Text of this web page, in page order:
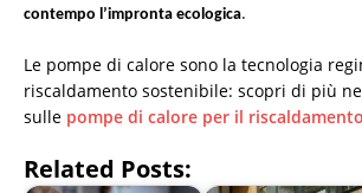
contempo l’impronta ecologica.
Le pompe di calore sono la tecnologia
riscaldamento sostenibile: scopri di più
sulle pompe di calore per il riscaldamento
Related Posts: